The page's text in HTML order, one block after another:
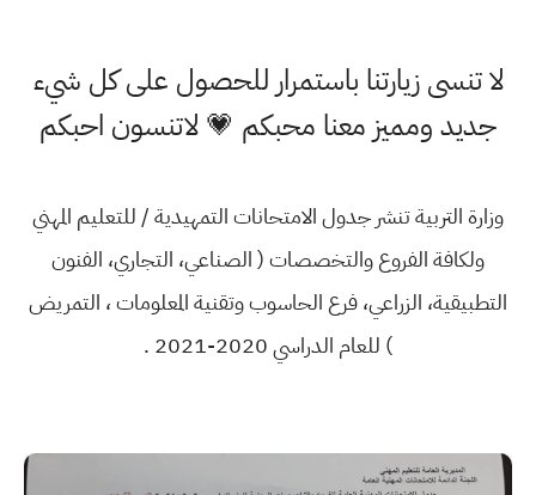
لا تنسى زيارتنا باستمرار للحصول على كل شيء
جديد ومميز معنا محبكم 💗 لاتنسون احبكم
وزارة التربية تنشر جدول الامتحانات التمهيدية / للتعليم المهني
ولكافة الفروع والتخصصات ( الصناعي، التجاري، الفنون
التطبيقية، الزراعي، فرع الحاسوب وتقنية المعلومات ، التمريض
) للعام الدراسي 2020-2021 .